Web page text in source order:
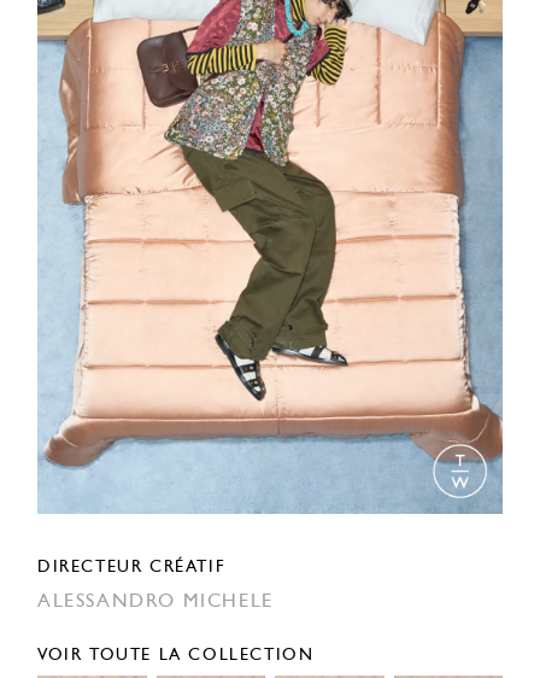
DIRECTEUR CRÉATIF
ALESSANDRO MICHELE
VOIR TOUTE LA COLLECTION